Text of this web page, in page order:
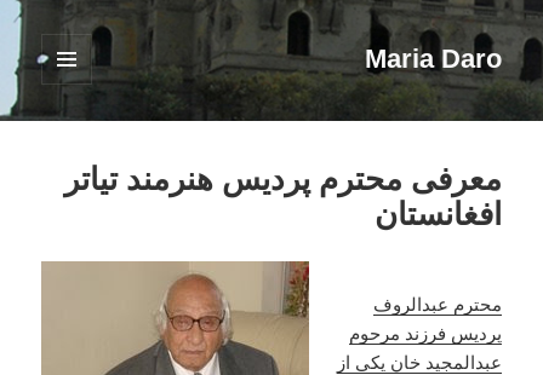
Maria Daro
فهرست
ابزارک‌ها
معرفی محترم پردیس هنرمند تیاتر
افغانستان
محترم عبدالروف
پردیس فرزند مرحوم
عبدالمجید خان یکی از